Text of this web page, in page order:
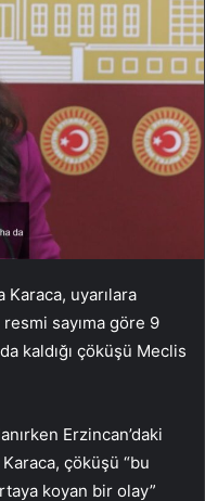
uyarılara
sayıma göre 9
kaldığı çöküşü Meclis
Erzincan’daki
çöküşü “bu
koyan bir olay”